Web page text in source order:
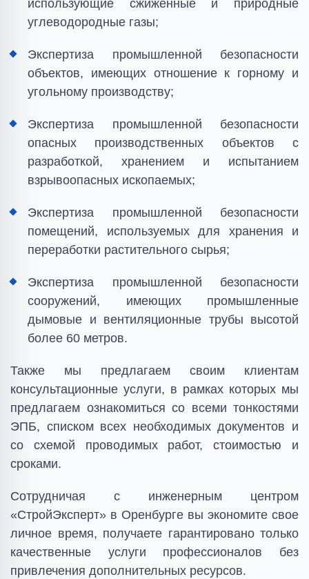
использующие сжиженные и природные
углеводородные газы;
Экспертиза промышленной безопасности
объектов, имеющих отношение к горному и
угольному производству;
Экспертиза промышленной безопасности
опасных производственных объектов с
разработкой, хранением и испытанием
взрывоопасных ископаемых;
Экспертиза промышленной безопасности
помещений, используемых для хранения и
переработки растительного сырья;
Экспертиза промышленной безопасности
сооружений, имеющих промышленные
дымовые и вентиляционные трубы высотой
более 60 метров.
Также мы предлагаем своим клиентам
консультационные услуги, в рамках которых мы
предлагаем ознакомиться со всеми тонкостями
ЭПБ, списком всех необходимых документов и
со схемой проводимых работ, стоимостью и
сроками.
Сотрудничая с инженерным центром
«СтройЭксперт» в Оренбурге вы экономите свое
личное время, получаете гарантировано только
качественные услуги профессионалов без
привлечения дополнительных ресурсов.